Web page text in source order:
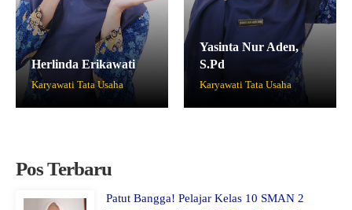
Herlinda Erikawati
Karyawati Tata Usaha
Yasinta Nur Aden,
S.Pd
Karyawati Tata Usaha
Pos Terbaru
Patut Bangga! Pelajar Kelas 10 SMAN 2